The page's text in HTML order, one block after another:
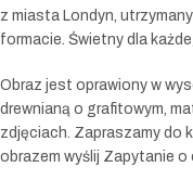
z miasta Londyn,
formacie. Świetny dla
Obraz jest oprawiony w
drewnianą o grafitowym,
zdjęciach. Zapraszamy do
obrazem wyślij Zapytanie o